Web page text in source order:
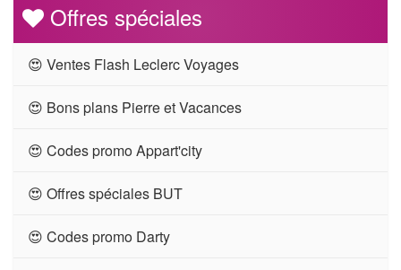
Offres spéciales
😍 Ventes Flash Leclerc Voyages
😍 Bons plans Pierre et Vacances
😍 Codes promo Appart'city
😍 Offres spéciales BUT
😍 Codes promo Darty